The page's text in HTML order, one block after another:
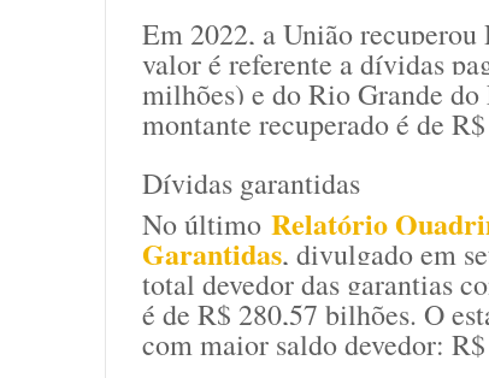
Em 2022, a União
valor é referente a dívidas
milhões) e do Rio Grande
montante recuperado é de
Dívidas garantidas
No último Relatório
Garantidas, divulgado em
total devedor das garantias
é de R$ 280,57 bilhões. O
com maior saldo devedor: